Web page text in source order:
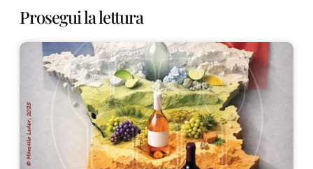
Prosegui la lettura